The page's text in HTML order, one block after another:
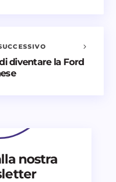
diventare la Ford
nostra